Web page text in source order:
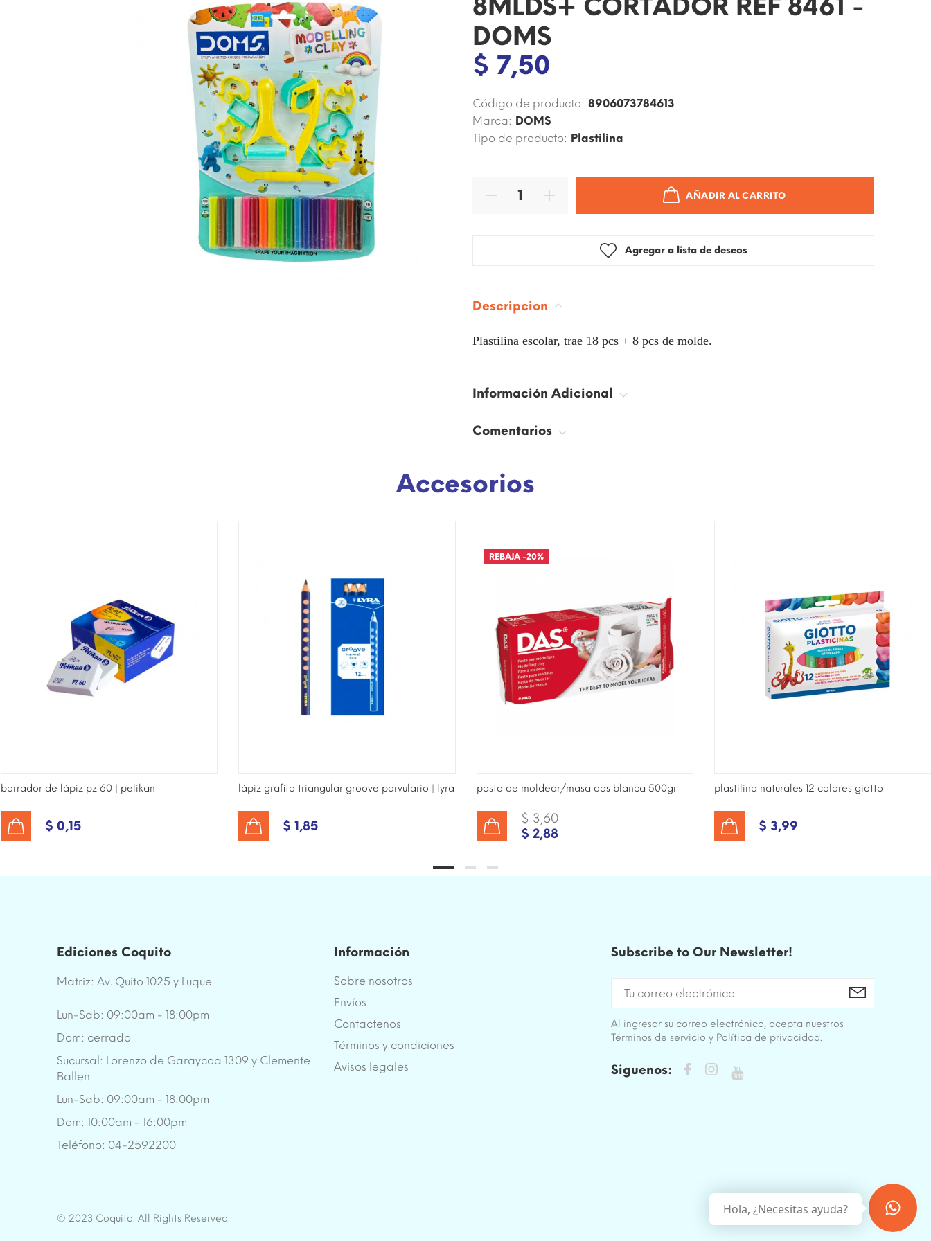
8MLDS+ CORTADOR REF 8461 -
DOMS
$ 7,50
Código de producto: 8906073784613
Marca: DOMS
Tipo de producto: Plastilina
AÑADIR AL CARRITO
Agregar a lista de deseos
Descripcion
Plastilina escolar, trae 18 pcs + 8 pcs de molde.
Información Adicional
Comentarios
Accesorios
borrador de lápiz pz 60 | pelikan
$ 0,15
lápiz grafito triangular groove parvulario | lyra
$ 1,85
REBAJA-20%
pasta de moldear/masa das blanca 500gr
$ 3,60
$ 2,88
plastilina naturales 12 colores giotto
$ 3,99
Ediciones Coquito
Matriz: Av. Quito 1025 y Luque
Lun-Sab: 09:00am - 18:00pm
Dom: cerrado
Sucursal: Lorenzo de Garaycoa 1309 y Clemente
Ballen
Lun-Sab: 09:00am - 18:00pm
Dom: 10:00am - 16:00pm
Teléfono: 04-2592200
Información
Sobre nosotros
Envíos
Contactenos
Términos y condiciones
Avisos legales
Subscribe to Our Newsletter!
Al ingresar su correo electrónico, acepta nuestros
Términos de servicio y Política de privacidad.
Siguenos:
© 2023 Coquito. All Rights Reserved.
Hola, ¿Necesitas ayuda?